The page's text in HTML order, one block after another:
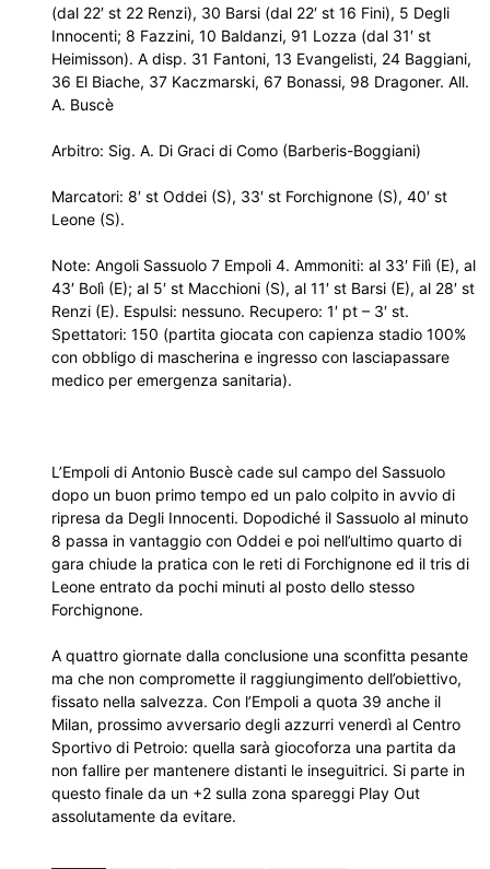
(dal 22′ st 22 Renzi), 30 Barsi (dal 22′ st 16 Fini), 5 Degli
Innocenti; 8 Fazzini, 10 Baldanzi, 91 Lozza (dal 31′ st
Heimisson). A disp. 31 Fantoni, 13 Evangelisti, 24 Baggiani,
36 El Biache, 37 Kaczmarski, 67 Bonassi, 98 Dragoner. All.
A. Buscè
Arbitro: Sig. A. Di Graci di Como (Barberis-Boggiani)
Marcatori: 8′ st Oddei (S), 33′ st Forchignone (S), 40′ st
Leone (S).
Note: Angoli Sassuolo 7 Empoli 4. Ammoniti: al 33′ Filì (E), al
43′ Bolì (E); al 5′ st Macchioni (S), al 11′ st Barsi (E), al 28′ st
Renzi (E). Espulsi: nessuno. Recupero: 1′ pt – 3′ st.
Spettatori: 150 (partita giocata con capienza stadio 100%
con obbligo di mascherina e ingresso con lasciapassare
medico per emergenza sanitaria).
L’Empoli di Antonio Buscè cade sul campo del Sassuolo
dopo un buon primo tempo ed un palo colpito in avvio di
ripresa da Degli Innocenti. Dopodiché il Sassuolo al minuto
8 passa in vantaggio con Oddei e poi nell’ultimo quarto di
gara chiude la pratica con le reti di Forchignone ed il tris di
Leone entrato da pochi minuti al posto dello stesso
Forchignone.
A quattro giornate dalla conclusione una sconfitta pesante
ma che non compromette il raggiungimento dell’obiettivo,
fissato nella salvezza. Con l’Empoli a quota 39 anche il
Milan, prossimo avversario degli azzurri venerdì al Centro
Sportivo di Petroio: quella sarà giocoforza una partita da
non fallire per mantenere distanti le inseguitrici. Si parte in
questo finale da un +2 sulla zona spareggi Play Out
assolutamente da evitare.